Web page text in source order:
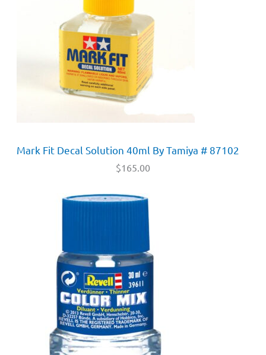
Mark Fit Decal Solution 40ml By Tamiya # 87102
$165.00